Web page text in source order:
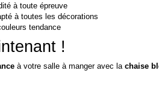
à toute épreuve
à toutes les décorations
tendance
!
à votre salle à manger avec la chaise